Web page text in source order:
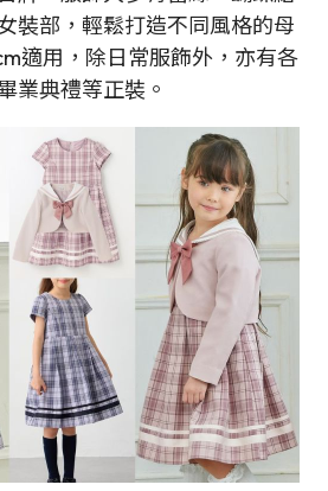
裝部，輕鬆打造不同風格的母
適用，除日常服飾外，亦有各
業典禮等正裝。